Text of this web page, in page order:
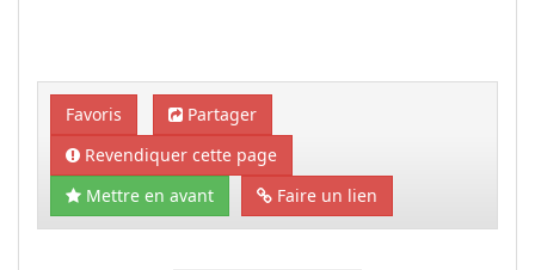
Favoris
Partager
Revendiquer cette page
Mettre en avant
Faire un lien